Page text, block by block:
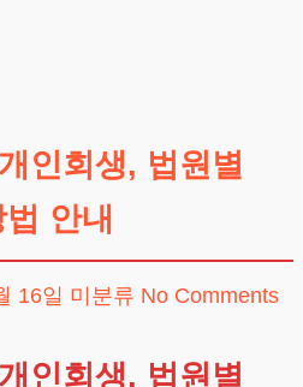
인회생, 법원별
안내
16일 미분류 No Comments
인회생, 법원별